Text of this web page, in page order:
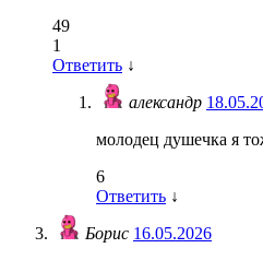
49
1
Ответить ↓
александр
молодец душечка я
6
Ответить ↓
Борис 16.05.2026